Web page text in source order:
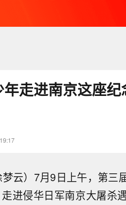
走进南京这座
19:17
云）7月9日上午，第三
进侵华日军南京大屠杀